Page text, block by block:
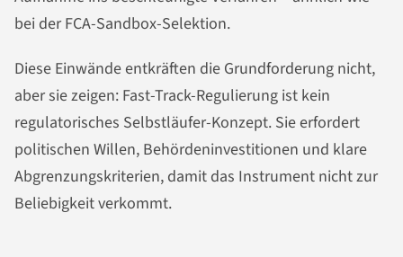
bei der FCA-Sandbox-Selektion.
Diese Einwände entkräften die Grundforderung nicht,
aber sie zeigen: Fast-Track-Regulierung ist kein
regulatorisches Selbstläufer-Konzept. Sie erfordert
politischen Willen, Behördeninvestitionen und klare
Abgrenzungskriterien, damit das Instrument nicht zur
Beliebigkeit verkommt.